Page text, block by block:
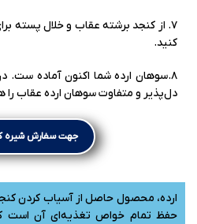
۷. از کنجد برشته عقاب و خلال پسته
کنید.
۸.سوهان ارده شما اکنون آماده
دل‌پذیر و متفاوت سوهان ارده عقاب را
جهت سفارش شیره
ارده، محصول حاصل از آسیاب کردن
حفظ تمام خواص تغذیه‌ای آن است که